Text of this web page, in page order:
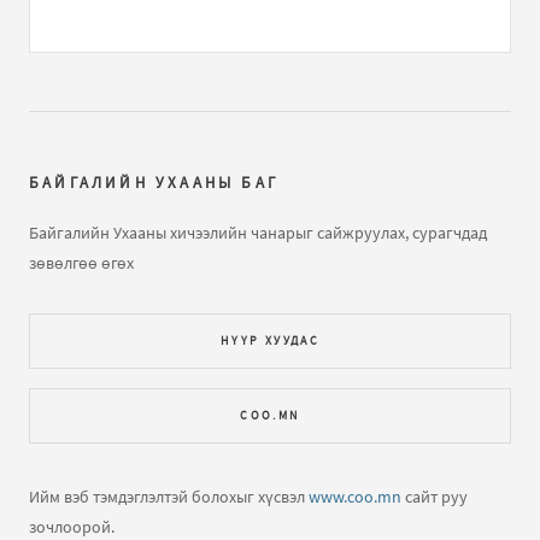
Далайн татралт түрэлт Зочин:
ч харагдахгүй байна
Газарзүйн хичээл "Газарзүйн зургийн тусгаг,
бичлэгт Зочин:Bi hicheelee hiih gsn
yma tgd ta nda gajiltiin tuhai tailbar oruuld ogooch
ЕШ-ФИЗИК 2009 В2 хувилбар хариутайгаабичлэгт
БАЙГАЛИЙН УХААНЫ БАГ
Байгалийн Ухааны хичээлийн чанарыг сайжруулах, сурагчдад
зөвөлгөө өгөх
НҮҮР ХУУДАС
COO.MN
Ийм вэб тэмдэглэлтэй болохыг хүсвэлwww.coo.mn сайт руу
зочлоорой.